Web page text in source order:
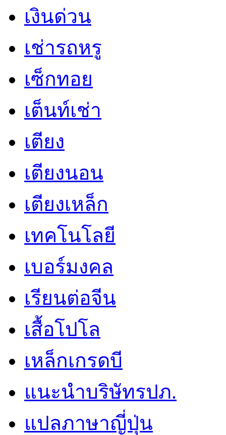
เงินด่วน
เช่ารถหรู
เซ็กทอย
เต็นท์เช่า
เตียง
เตียงนอน
เตียงเหล็ก
เทคโนโลยี
เบอร์มงคล
เรียนต่อจีน
เสื้อโปโล
เหล็กเกรดบี
แนะนำบริษัทรปภ.
แปลภาษาญี่ปุ่น